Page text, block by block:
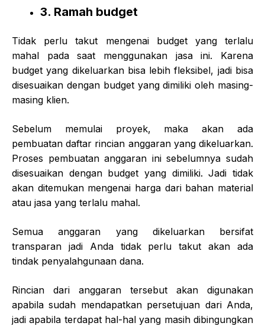
3. Ramah budget
Tidak perlu takut mengenai budget yang terlalu
mahal pada saat menggunakan jasa ini. Karena
budget yang dikeluarkan bisa lebih fleksibel, jadi bisa
disesuaikan dengan budget yang dimiliki oleh masing-
masing klien.
Sebelum memulai proyek, maka akan ada
pembuatan daftar rincian anggaran yang dikeluarkan.
Proses pembuatan anggaran ini sebelumnya sudah
disesuaikan dengan budget yang dimiliki. Jadi tidak
akan ditemukan mengenai harga dari bahan material
atau jasa yang terlalu mahal.
Semua anggaran yang dikeluarkan bersifat
transparan jadi Anda tidak perlu takut akan ada
tindak penyalahgunaan dana.
Rincian dari anggaran tersebut akan digunakan
apabila sudah mendapatkan persetujuan dari Anda,
jadi apabila terdapat hal-hal yang masih dibingungkan